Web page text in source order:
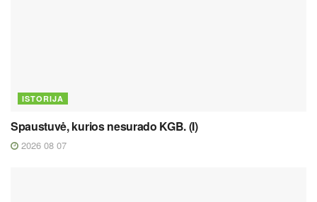
ISTORIJA
Spaustuvė, kurios nesurado KGB. (I)
2026 08 07